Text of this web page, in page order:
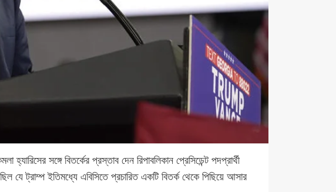
সঙ্গে বিতর্কের প্রস্তাব দেন রিপাবলিকান প্রেসিডেন্ট পদপ্রার্থী
যে ট্রাম্প ইতিমধ্যে এবিসিতে প্রচারিত একটি বিতর্ক থেকে পিছিয়ে আসার